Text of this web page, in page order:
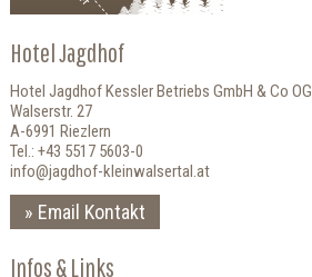
Hotel Jagdhof
Hotel Jagdhof Kessler Betriebs GmbH & Co OG
Walserstr. 27
A-6991 Riezlern
Tel.: +43 5517 5603-0
info@jagdhof-kleinwalsertal.at
Email Kontakt
Infos & Links